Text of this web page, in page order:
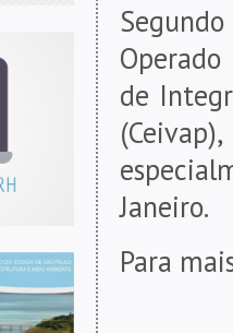
de
Janeiro.
Para